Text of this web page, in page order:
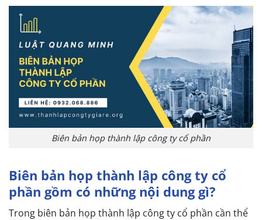
Biên bản họp thành lập công ty cổ phần
Biên bản họp thành lập công ty cổ
phần gồm có những nội dung gì?
Trong biên bản họp thành lập công ty cổ phần cần thể